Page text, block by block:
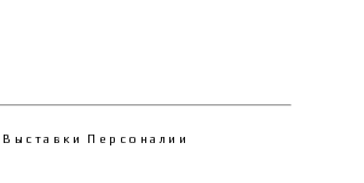
Выставки Персоналии